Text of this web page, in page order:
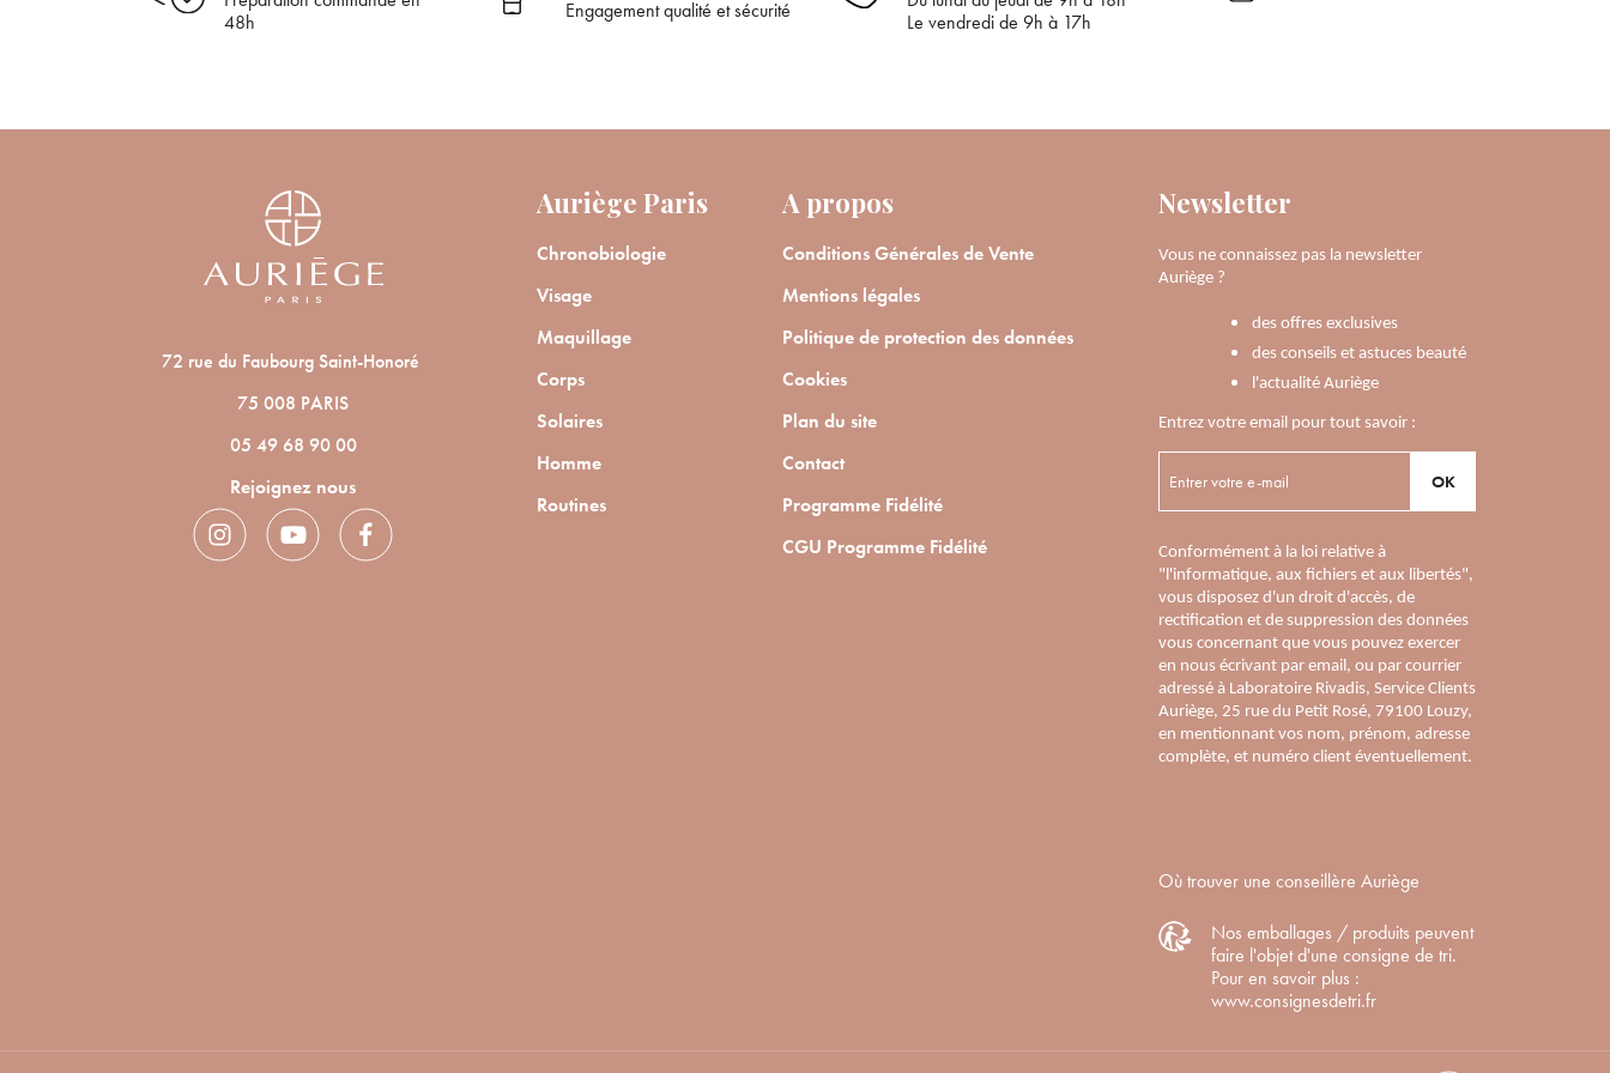
48h
Engagement qualité et sécurité
Le vendredi de 9h à 17h
72 rue du Faubourg Saint-Honoré
75 008 PARIS
05 49 68 90 00
Rejoignez nous
Auriège Paris
Chronobiologie
Visage
Maquillage
Corps
Solaires
Homme
Routines
A propos
Conditions Générales de Vente
Mentions légales
Politique de protection des données
Cookies
Plan du site
Contact
Programme Fidélité
CGU Programme Fidélité
Newsletter
Vous ne connaissez pas la newsletter
Auriège ?
des offres exclusives
des conseils et astuces beauté
l'actualité Auriège
Entrez votre email pour tout savoir :
OK
Conformément à la loi relative à
"l'informatique, aux fichiers et aux libertés",
vous disposez d'un droit d'accès, de
rectification et de suppression des données
vous concernant que vous pouvez exercer
en nous écrivant par email, ou par courrier
adressé à Laboratoire Rivadis, Service Clients
Auriège, 25 rue du Petit Rosé, 79100 Louzy,
en mentionnant vos nom, prénom, adresse
complète, et numéro client éventuellement.
Où trouver une conseillère Auriège
Nos emballages / produits peuvent
faire l'objet d'une consigne de tri.
Pour en savoir plus :
www.consignesdetri.fr